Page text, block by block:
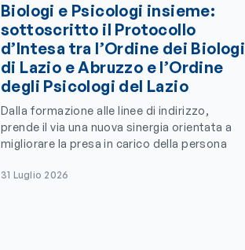
Biologi e Psicologi insieme:
sottoscritto il Protocollo
d’Intesa tra l’Ordine dei Biologi
di Lazio e Abruzzo e l’Ordine
degli Psicologi del Lazio
Dalla formazione alle linee di indirizzo,
prende il via una nuova sinergia orientata a
migliorare la presa in carico della persona
31 Luglio 2026